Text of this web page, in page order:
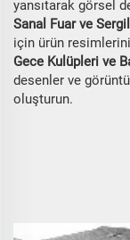
yansıtarak görsel
Sanal Fuar ve
için ürün
Gece Kulüpleri ve
desenler ve
oluşturun.